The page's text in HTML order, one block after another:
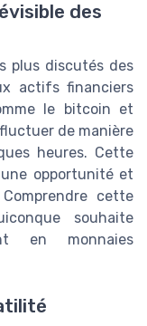
des
plus discutés des
actifs financiers
le bitcoin et
de manière
heures. Cette
opportunité et
cette
souhaite
en monnaies